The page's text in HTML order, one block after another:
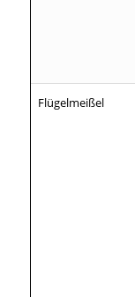
Flügelmeißel